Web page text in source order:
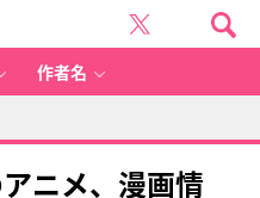
作者名
ニメ、漫画情